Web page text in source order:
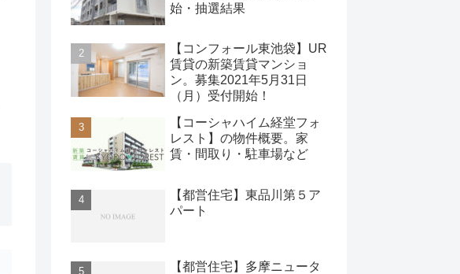
始・抽選結果
【コンフォール東池袋】UR
賃貸の新築賃貸マンショ
ン。募集2021年5月31日
（月）受付開始！
【コーシャハイム経堂フォ
レスト】の物件概要。家
賃・間取り・駐車場など
【都営住宅】東品川第５ア
パート
【都営住宅】多摩ニュータ